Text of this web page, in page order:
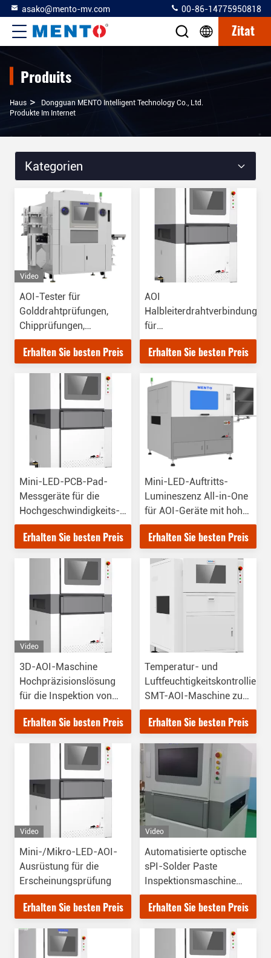
asako@mento-mv.com 00-86-14775950818
Zitat
Produits
Haus >
Dongguan MENTO Intelligent Technology Co., Ltd.
Produkte Im Internet
Kategorien
Video
AOI-Tester für
Golddrahtprüfungen,
Chipprüfungen,
Sensorprüfungen,
Designansatz mit
Erhalten Sie besten Preis
AOI
für
Druckverbindungsmaschinen
und Gleisentwurf
Erhalten Sie besten Preis
Mini-LED-PCB-Pad-
Messgeräte für die
Hochgeschwindigkeits-
Analyse
Erhalten Sie besten Preis
Mini-LED-Auftritts-
Lumineszenz All-in-One
für AOI-Geräte mit hoher
Geschwindigkeit und
Detektionsgenauigkeit
Erhalten Sie besten Preis
Video
3D-AOI-Maschine
Hochpräzisionslösung
für die Inspektion von
Lötpaste und 5
Megapixel 3D-Messung
Erhalten Sie besten Preis
Temperatur- und
Luftfeuchtigkeitskontrollierte
SMT-AOI-Maschine zur
präzisen Inspektion
Erhalten Sie besten Preis
Video
Mini-/Mikro-LED-AOI-
Ausrüstung für die
Erscheinungsprüfung
Erhalten Sie besten Preis
Video
Automatisierte optische
sPI-Solder Paste
Inspektionsmaschine
SMT Pick And Place
Erhalten Sie besten Preis